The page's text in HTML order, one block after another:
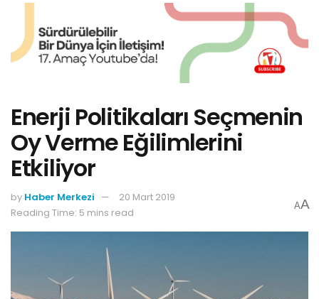
Enerji Politikaları Seçmenin
Oy Verme Eğilimlerini
Etkiliyor
by Haber Merkezi
20 Mart 2019
Reading Time: 5 mins read
AA